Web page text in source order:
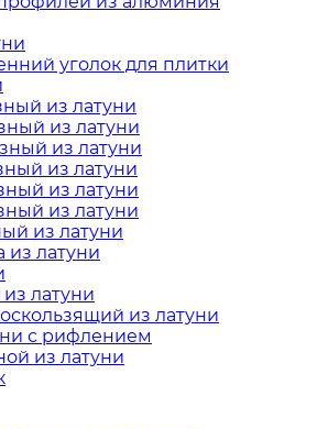
уголок для плитки
из латуни
из латуни
из латуни
из латуни
из латуни
из латуни
из латуни
из латуни
латуни
из латуни
с рифлением
из латуни